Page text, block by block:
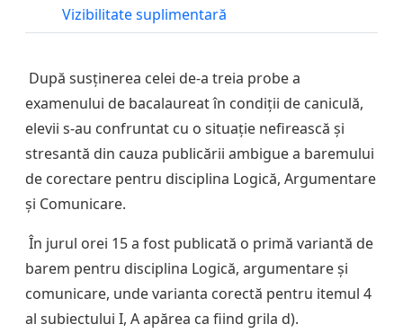
Vizibilitate suplimentară
După susținerea celei de-a treia probe a
examenului de bacalaureat în condiții de caniculă,
elevii s-au confruntat cu o situație nefirească și
stresantă din cauza publicării ambigue a baremului
de corectare pentru disciplina Logică, Argumentare
și Comunicare.
În jurul orei 15 a fost publicată o primă variantă de
barem pentru disciplina Logică, argumentare și
comunicare, unde varianta corectă pentru itemul 4
al subiectului I, A apărea ca fiind grila d).